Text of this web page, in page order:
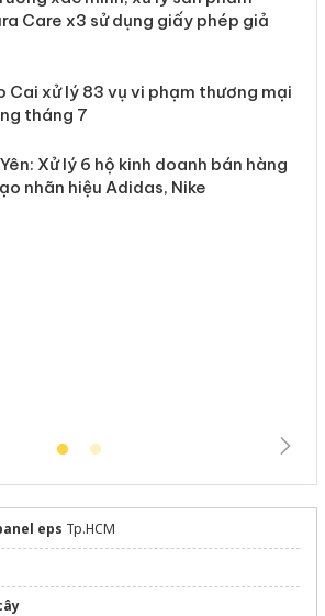
Care x3 sử dụng giấy phép giả
Cai xử lý 83 vụ vi phạm thương
trong tháng 7
eps Tp.HCM